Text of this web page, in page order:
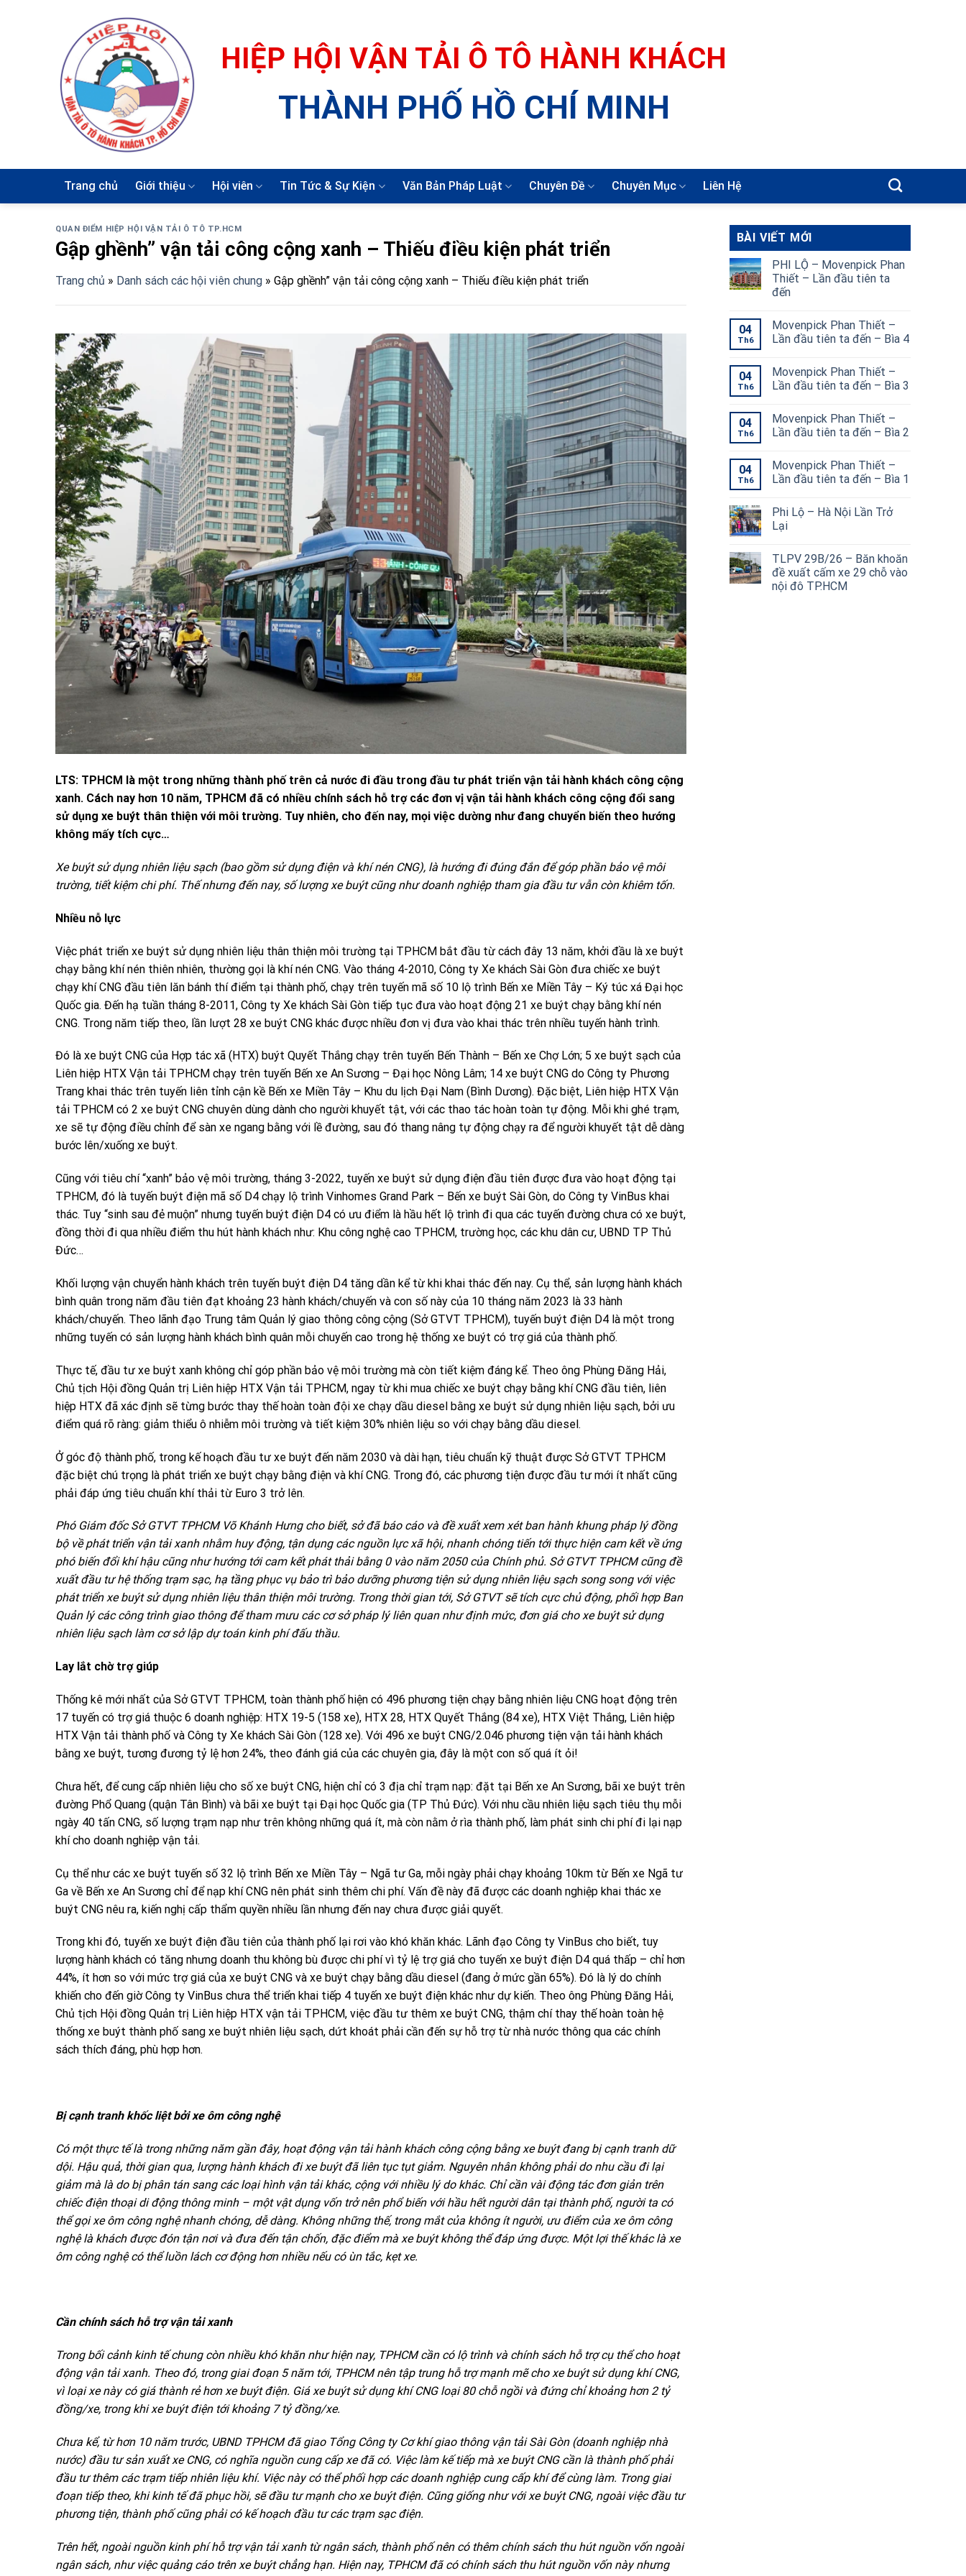
HIỆP HỘI VẬN TẢI Ô TÔ HÀNH KHÁCH
THÀNH PHỐ HỒ CHÍ MINH
Trang chủ Giới thiệu Hội viên Tin Tức & Sự Kiện Văn Bản Pháp Luật Chuyên Đề Chuyên Mục Liên Hệ
QUAN ĐIỂM HIỆP HỘI VẬN TẢI Ô TÔ TP.HCM
Gập ghềnh” vận tải công cộng xanh – Thiếu điều kiện phát triển
Trang chủ » Danh sách các hội viên chung » Gập ghềnh” vận tải công cộng xanh – Thiếu điều kiện phát triển
LTS: TPHCM là một trong những thành phố trên cả nước đi đầu trong đầu tư phát triển vận tải hành khách công cộng
xanh. Cách nay hơn 10 năm, TPHCM đã có nhiều chính sách hỗ trợ các đơn vị vận tải hành khách công cộng đổi sang
sử dụng xe buýt thân thiện với môi trường. Tuy nhiên, cho đến nay, mọi việc dường như đang chuyển biến theo hướng
không mấy tích cực…
Xe buýt sử dụng nhiên liệu sạch (bao gồm sử dụng điện và khí nén CNG), là hướng đi đúng đắn để góp phần bảo vệ môi
trường, tiết kiệm chi phí. Thế nhưng đến nay, số lượng xe buýt cũng như doanh nghiệp tham gia đầu tư vẫn còn khiêm tốn.
Nhiều nỗ lực
Việc phát triển xe buýt sử dụng nhiên liệu thân thiện môi trường tại TPHCM bắt đầu từ cách đây 13 năm, khởi đầu là xe buýt
chạy bằng khí nén thiên nhiên, thường gọi là khí nén CNG. Vào tháng 4-2010, Công ty Xe khách Sài Gòn đưa chiếc xe buýt
chạy khí CNG đầu tiên lăn bánh thí điểm tại thành phố, chạy trên tuyến mã số 10 lộ trình Bến xe Miền Tây – Ký túc xá Đại học
Quốc gia. Đến hạ tuần tháng 8-2011, Công ty Xe khách Sài Gòn tiếp tục đưa vào hoạt động 21 xe buýt chạy bằng khí nén
CNG. Trong năm tiếp theo, lần lượt 28 xe buýt CNG khác được nhiều đơn vị đưa vào khai thác trên nhiều tuyến hành trình.
Đó là xe buýt CNG của Hợp tác xã (HTX) buýt Quyết Thắng chạy trên tuyến Bến Thành – Bến xe Chợ Lớn; 5 xe buýt sạch của
Liên hiệp HTX Vận tải TPHCM chạy trên tuyến Bến xe An Sương – Đại học Nông Lâm; 14 xe buýt CNG do Công ty Phương
Trang khai thác trên tuyến liên tỉnh cận kề Bến xe Miền Tây – Khu du lịch Đại Nam (Bình Dương). Đặc biệt, Liên hiệp HTX Vận
tải TPHCM có 2 xe buýt CNG chuyên dùng dành cho người khuyết tật, với các thao tác hoàn toàn tự động. Mỗi khi ghé trạm,
xe sẽ tự động điều chỉnh để sàn xe ngang bằng với lề đường, sau đó thang nâng tự động chạy ra để người khuyết tật dễ dàng
bước lên/xuống xe buýt.
Cũng với tiêu chí “xanh” bảo vệ môi trường, tháng 3-2022, tuyến xe buýt sử dụng điện đầu tiên được đưa vào hoạt động tại
TPHCM, đó là tuyến buýt điện mã số D4 chạy lộ trình Vinhomes Grand Park – Bến xe buýt Sài Gòn, do Công ty VinBus khai
thác. Tuy “sinh sau đẻ muộn” nhưng tuyến buýt điện D4 có ưu điểm là hầu hết lộ trình đi qua các tuyến đường chưa có xe buýt,
đồng thời đi qua nhiều điểm thu hút hành khách như: Khu công nghệ cao TPHCM, trường học, các khu dân cư, UBND TP Thủ
Đức…
Khối lượng vận chuyển hành khách trên tuyến buýt điện D4 tăng dần kể từ khi khai thác đến nay. Cụ thể, sản lượng hành khách
bình quân trong năm đầu tiên đạt khoảng 23 hành khách/chuyến và con số này của 10 tháng năm 2023 là 33 hành
khách/chuyến. Theo lãnh đạo Trung tâm Quản lý giao thông công cộng (Sở GTVT TPHCM), tuyến buýt điện D4 là một trong
những tuyến có sản lượng hành khách bình quân mỗi chuyến cao trong hệ thống xe buýt có trợ giá của thành phố.
Thực tế, đầu tư xe buýt xanh không chỉ góp phần bảo vệ môi trường mà còn tiết kiệm đáng kể. Theo ông Phùng Đăng Hải,
Chủ tịch Hội đồng Quản trị Liên hiệp HTX Vận tải TPHCM, ngay từ khi mua chiếc xe buýt chạy bằng khí CNG đầu tiên, liên
hiệp HTX đã xác định sẽ từng bước thay thế hoàn toàn đội xe chạy dầu diesel bằng xe buýt sử dụng nhiên liệu sạch, bởi ưu
điểm quá rõ ràng: giảm thiểu ô nhiễm môi trường và tiết kiệm 30% nhiên liệu so với chạy bằng dầu diesel.
Ở góc độ thành phố, trong kế hoạch đầu tư xe buýt đến năm 2030 và dài hạn, tiêu chuẩn kỹ thuật được Sở GTVT TPHCM
đặc biệt chú trọng là phát triển xe buýt chạy bằng điện và khí CNG. Trong đó, các phương tiện được đầu tư mới ít nhất cũng
phải đáp ứng tiêu chuẩn khí thải từ Euro 3 trở lên.
Phó Giám đốc Sở GTVT TPHCM Võ Khánh Hưng cho biết, sở đã báo cáo và đề xuất xem xét ban hành khung pháp lý đồng
bộ về phát triển vận tải xanh nhằm huy động, tận dụng các nguồn lực xã hội, nhanh chóng tiến tới thực hiện cam kết về ứng
phó biến đổi khí hậu cũng như hướng tới cam kết phát thải bằng 0 vào năm 2050 của Chính phủ. Sở GTVT TPHCM cũng đề
xuất đầu tư hệ thống trạm sạc, hạ tầng phục vụ bảo trì bảo dưỡng phương tiện sử dụng nhiên liệu sạch song song với việc
phát triển xe buýt sử dụng nhiên liệu thân thiện môi trường. Trong thời gian tới, Sở GTVT sẽ tích cực chủ động, phối hợp Ban
Quản lý các công trình giao thông để tham mưu các cơ sở pháp lý liên quan như định mức, đơn giá cho xe buýt sử dụng
nhiên liệu sạch làm cơ sở lập dự toán kinh phí đấu thầu.
Lay lắt chờ trợ giúp
Thống kê mới nhất của Sở GTVT TPHCM, toàn thành phố hiện có 496 phương tiện chạy bằng nhiên liệu CNG hoạt động trên
17 tuyến có trợ giá thuộc 6 doanh nghiệp: HTX 19-5 (158 xe), HTX 28, HTX Quyết Thắng (84 xe), HTX Việt Thắng, Liên hiệp
HTX Vận tải thành phố và Công ty Xe khách Sài Gòn (128 xe). Với 496 xe buýt CNG/2.046 phương tiện vận tải hành khách
bằng xe buýt, tương đương tỷ lệ hơn 24%, theo đánh giá của các chuyên gia, đây là một con số quá ít ỏi!
Chưa hết, để cung cấp nhiên liệu cho số xe buýt CNG, hiện chỉ có 3 địa chỉ trạm nạp: đặt tại Bến xe An Sương, bãi xe buýt trên
đường Phổ Quang (quận Tân Bình) và bãi xe buýt tại Đại học Quốc gia (TP Thủ Đức). Với nhu cầu nhiên liệu sạch tiêu thụ mỗi
ngày 40 tấn CNG, số lượng trạm nạp như trên không những quá ít, mà còn nằm ở rìa thành phố, làm phát sinh chi phí đi lại nạp
khí cho doanh nghiệp vận tải.
Cụ thể như các xe buýt tuyến số 32 lộ trình Bến xe Miền Tây – Ngã tư Ga, mỗi ngày phải chạy khoảng 10km từ Bến xe Ngã tư
Ga về Bến xe An Sương chỉ để nạp khí CNG nên phát sinh thêm chi phí. Vấn đề này đã được các doanh nghiệp khai thác xe
buýt CNG nêu ra, kiến nghị cấp thẩm quyền nhiều lần nhưng đến nay chưa được giải quyết.
Trong khi đó, tuyến xe buýt điện đầu tiên của thành phố lại rơi vào khó khăn khác. Lãnh đạo Công ty VinBus cho biết, tuy
lượng hành khách có tăng nhưng doanh thu không bù được chi phí vì tỷ lệ trợ giá cho tuyến xe buýt điện D4 quá thấp – chỉ hơn
44%, ít hơn so với mức trợ giá của xe buýt CNG và xe buýt chạy bằng dầu diesel (đang ở mức gần 65%). Đó là lý do chính
khiến cho đến giờ Công ty VinBus chưa thể triển khai tiếp 4 tuyến xe buýt điện khác như dự kiến. Theo ông Phùng Đăng Hải,
Chủ tịch Hội đồng Quản trị Liên hiệp HTX vận tải TPHCM, việc đầu tư thêm xe buýt CNG, thậm chí thay thế hoàn toàn hệ
thống xe buýt thành phố sang xe buýt nhiên liệu sạch, dứt khoát phải cần đến sự hỗ trợ từ nhà nước thông qua các chính
sách thích đáng, phù hợp hơn.
Bị cạnh tranh khốc liệt bởi xe ôm công nghệ
Có một thực tế là trong những năm gần đây, hoạt động vận tải hành khách công cộng bằng xe buýt đang bị cạnh tranh dữ
dội. Hậu quả, thời gian qua, lượng hành khách đi xe buýt đã liên tục tụt giảm. Nguyên nhân không phải do nhu cầu đi lại
giảm mà là do bị phân tán sang các loại hình vận tải khác, cộng với nhiều lý do khác. Chỉ cần vài động tác đơn giản trên
chiếc điện thoại di động thông minh – một vật dụng vốn trở nên phổ biến với hầu hết người dân tại thành phố, người ta có
thể gọi xe ôm công nghệ nhanh chóng, dễ dàng. Không những thế, trong mắt của không ít người, ưu điểm của xe ôm công
nghệ là khách được đón tận nơi và đưa đến tận chốn, đặc điểm mà xe buýt không thể đáp ứng được. Một lợi thế khác là xe
ôm công nghệ có thể luồn lách cơ động hơn nhiều nếu có ùn tắc, kẹt xe.
Cần chính sách hỗ trợ vận tải xanh
Trong bối cảnh kinh tế chung còn nhiều khó khăn như hiện nay, TPHCM cần có lộ trình và chính sách hỗ trợ cụ thể cho hoạt
động vận tải xanh. Theo đó, trong giai đoạn 5 năm tới, TPHCM nên tập trung hỗ trợ mạnh mẽ cho xe buýt sử dụng khí CNG,
vì loại xe này có giá thành rẻ hơn xe buýt điện. Giá xe buýt sử dụng khí CNG loại 80 chỗ ngồi và đứng chỉ khoảng hơn 2 tỷ
đồng/xe, trong khi xe buýt điện tới khoảng 7 tỷ đồng/xe.
Chưa kể, từ hơn 10 năm trước, UBND TPHCM đã giao Tổng Công ty Cơ khí giao thông vận tải Sài Gòn (doanh nghiệp nhà
nước) đầu tư sản xuất xe CNG, có nghĩa nguồn cung cấp xe đã có. Việc làm kế tiếp mà xe buýt CNG cần là thành phố phải
đầu tư thêm các trạm tiếp nhiên liệu khí. Việc này có thể phối hợp các doanh nghiệp cung cấp khí để cùng làm. Trong giai
đoạn tiếp theo, khi kinh tế đã phục hồi, sẽ đầu tư mạnh cho xe buýt điện. Cũng giống như với xe buýt CNG, ngoài việc đầu tư
phương tiện, thành phố cũng phải có kế hoạch đầu tư các trạm sạc điện.
Trên hết, ngoài nguồn kinh phí hỗ trợ vận tải xanh từ ngân sách, thành phố nên có thêm chính sách thu hút nguồn vốn ngoài
ngân sách, như việc quảng cáo trên xe buýt chẳng hạn. Hiện nay, TPHCM đã có chính sách thu hút nguồn vốn này nhưng
BÀI VIẾT MỚI
PHI LỘ – Movenpick Phan
Thiết – Lần đầu tiên ta
đến
04
Th6
Movenpick Phan Thiết –
Lần đầu tiên ta đến – Bìa 4
04
Th6
Movenpick Phan Thiết –
Lần đầu tiên ta đến – Bìa 3
04
Th6
Movenpick Phan Thiết –
Lần đầu tiên ta đến – Bìa 2
04
Th6
Movenpick Phan Thiết –
Lần đầu tiên ta đến – Bìa 1
Phi Lộ – Hà Nội Lần Trở
Lại
TLPV 29B/26 – Băn khoăn
đề xuất cấm xe 29 chỗ vào
nội đô TP.HCM